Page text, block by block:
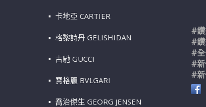
卡地亞 CARTIER
格黎詩丹 GELISHIDAN
古馳 GUCCI
寶格麗 BVLGARI
喬治傑生 GEORG JENSEN
#
#
#
#
#